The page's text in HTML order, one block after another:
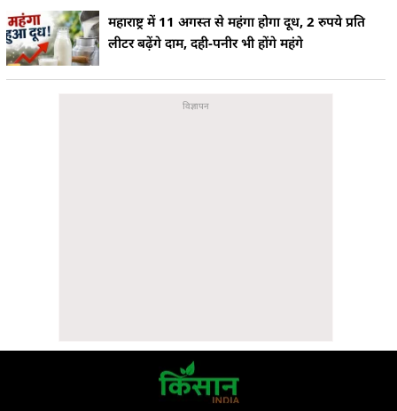
महाराष्ट्र में 11 अगस्त से महंगा होगा दूध, 2 रुपये प्रति
लीटर बढ़ेंगे दाम, दही-पनीर भी होंगे महंगे